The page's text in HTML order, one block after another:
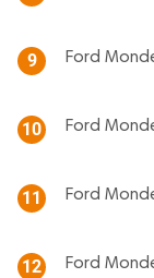
9 Ford
10 Ford
11 Ford
12 Ford